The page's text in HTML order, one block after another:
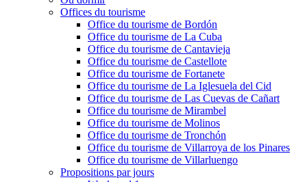
Offices du tourisme
Office du tourisme de Bordón
Office du tourisme de La Cuba
Office du tourisme de Cantavieja
Office du tourisme de Castellote
Office du tourisme de Fortanete
Office du tourisme de La Iglesuela del Cid
Office du tourisme de Las Cuevas de Cañart
Office du tourisme de Mirambel
Office du tourisme de Molinos
Office du tourisme de Tronchón
Office du tourisme de Villarroya de los Pinares
Office du tourisme de Villarluengo
Propositions par jours